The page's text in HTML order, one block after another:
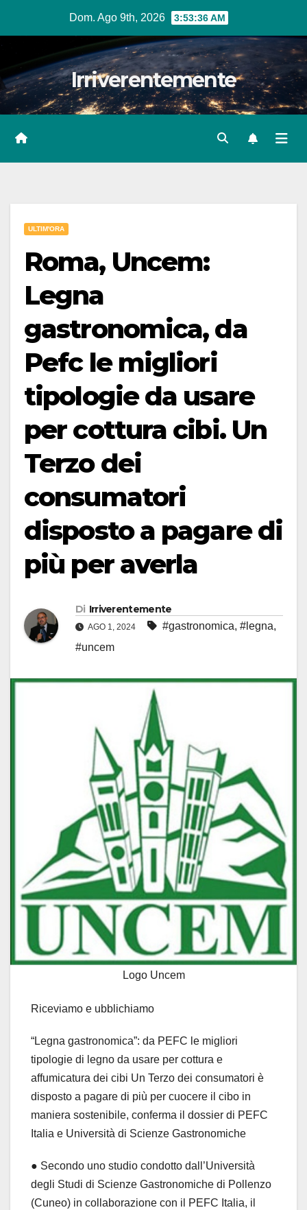
Dom. Ago 9th, 2026 3:53:37 AM
Irriverentemente
ULTIM'ORA
Roma, Uncem:
Legna
gastronomica, da
Pefc le migliori
tipologie da usare
per cottura cibi. Un
Terzo dei
consumatori
disposto a pagare di
più per averla
Di Irriverentemente
AGO 1, 2024 #gastronomica, #legna,
#uncem
Logo Uncem
Riceviamo e ubblichiamo
“Legna gastronomica”: da PEFC le migliori
tipologie di legno da usare per cottura e
affumicatura dei cibi Un Terzo dei consumatori è
disposto a pagare di più per cuocere il cibo in
maniera sostenibile, conferma il dossier di PEFC
Italia e Università di Scienze Gastronomiche
● Secondo uno studio condotto dall’Università
degli Studi di Scienze Gastronomiche di Pollenzo
(Cuneo) in collaborazione con il PEFC Italia, il